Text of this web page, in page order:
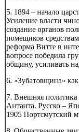
5. 1894 – начало
Усиление власти
создание органов
помещиков
реформа Витте в
вопросе победила
общину, усиливать
6. «Зубатовщина»
7. Внешняя
Антанта. Русско –
1905 Портсмутский